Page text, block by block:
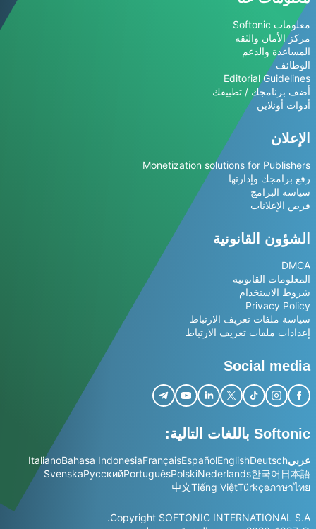
معلومات Softonic
مركز الأمان والثقة
المساعدة والدعم
الوظائف
Editorial Guidelines
أضف برنامجك / تطبيقك
أدوات أونلاين
الإعلان
Monetization solutions for Publishers
رفع برامجك وإدارتها
سياسة البرامج
فرص الإعلانات
الشؤون القانونية
DMCA
المعلومات القانونية
شروط الاستخدام
Privacy Policy
سياسة ملفات تعريف الارتباط
إعدادات ملفات تعريف الارتباط
Social media
Softonic باللغات التالية:
عربيDeutsch
English
Español
Français
Bahasa Indonesia
Italiano
日本語
한국어
Nederlands
Polski
Português
Русский
Svenska
ภาษาไทย
Türkçe
Tiếng Việt
中文
Copyright SOFTONIC INTERNATIONAL S.A.